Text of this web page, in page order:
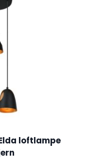
Elda loftlampe